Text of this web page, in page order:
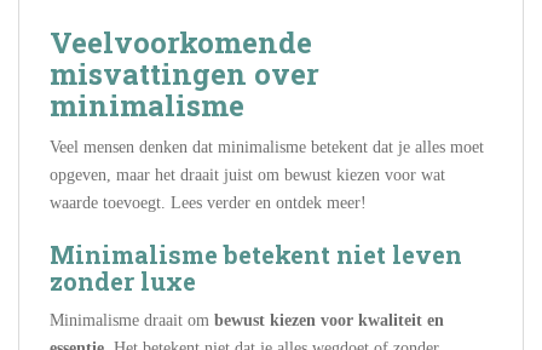
Veelvoorkomende
misvattingen over
minimalisme
Veel mensen denken dat minimalisme betekent dat je alles moet
opgeven, maar het draait juist om bewust kiezen voor wat
waarde toevoegt. Lees verder en ontdek meer!
Minimalisme betekent niet leven
zonder luxe
Minimalisme draait om bewust kiezen voor kwaliteit en